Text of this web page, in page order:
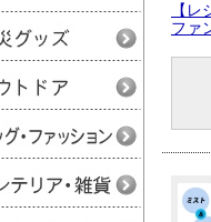
【
ファ